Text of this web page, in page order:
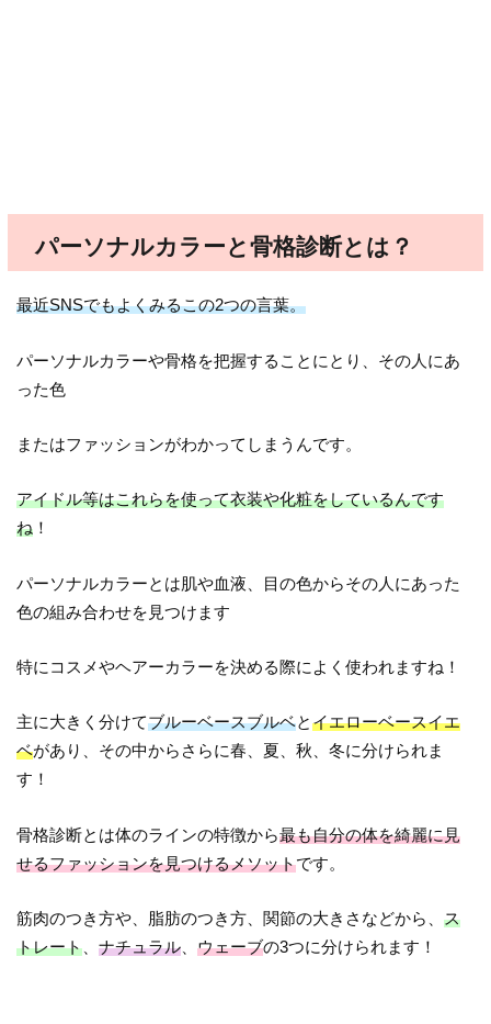
パーソナルカラーと骨格診断とは？
最近SNSでもよくみるこの2つの言葉。
パーソナルカラーや骨格を把握することにとり、その人にあ
った色
またはファッションがわかってしまうんです。
アイドル等はこれらを使って衣装や化粧をしているんです
ね ！
パーソナルカラーとは肌や血液、目の色からその人にあった
色の組み合わせを見つけます
特にコスメやヘアーカラーを決める際によく使われますね！
主に大きく分けてブルーベースブルベとイエローベースイエ
ベがあり、その中からさらに春、夏、秋、冬に分けられま
す！
骨格診断とは体のラインの特徴から最も自分の体を綺麗に見
せるファッションを見つけるメソットです。
筋肉のつき方や、脂肪のつき方、関節の大きさなどから、ス
トレート 、ナチュラル 、ウェーブの3つに分けられます！